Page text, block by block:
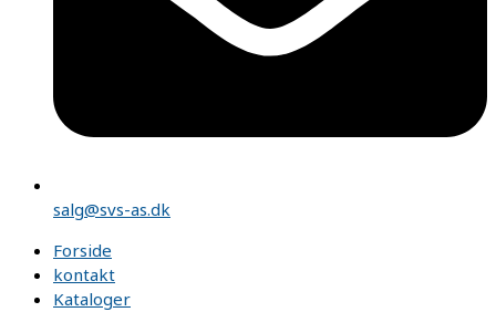
salg@svs-as.dk
Forside
kontakt
Kataloger